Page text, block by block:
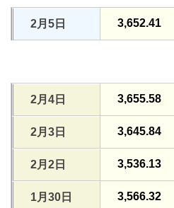
2月5日 3,652.41
2月4日 3,655.58
2月3日 3,645.84
2月2日 3,536.13
1月30日 3,566.32